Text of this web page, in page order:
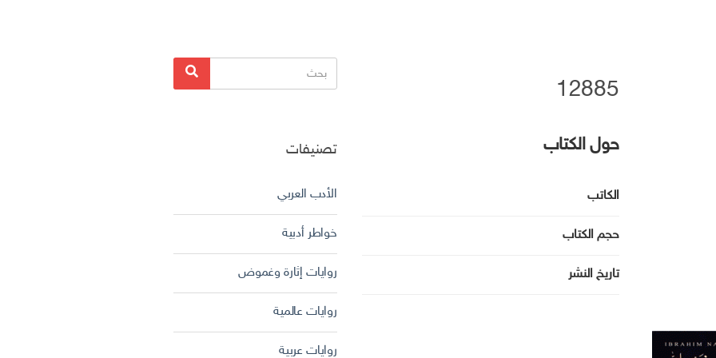
12885
حول الكتاب
الكاتب
حجم الكتاب
تاريخ النشر
البحث
عن:
بحث
تصنيفات
الأدب العربي
خواطر أدبية
روايات إثارة وغموض
روايات عالمية
روايات عربية